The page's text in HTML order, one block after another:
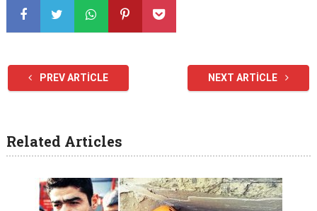
PREV ARTICLE NEXT ARTICLE
Related Articles